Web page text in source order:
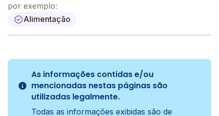
por exemplo:
Alimentação
As informações contidas e/ou
mencionadas nestas páginas são
utilizadas legalmente.
Todas as informações exibidas são de